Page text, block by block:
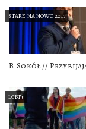
STARE NA NOWO 2017
B. Sokół //
LGBT+